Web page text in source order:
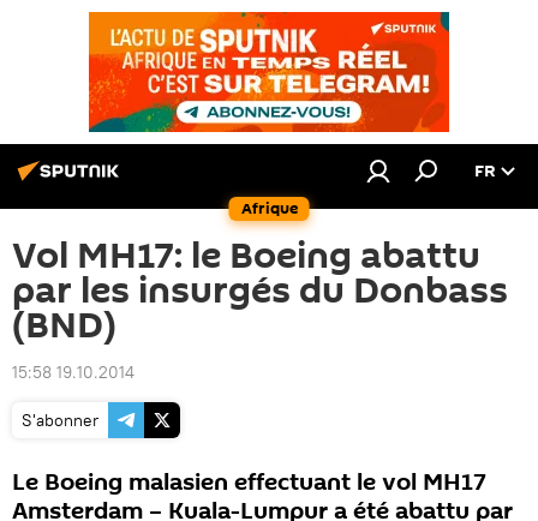
Afrique
FR
Vol MH17: le Boeing abattu
par les insurgés du Donbass
(BND)
15:58 19.10.2014
S'abonner
Le Boeing malasien effectuant le vol MH17
Amsterdam – Kuala-Lumpur a été abattu par